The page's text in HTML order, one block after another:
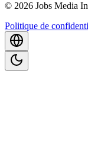
© 2026 Jobs Media
Politique de